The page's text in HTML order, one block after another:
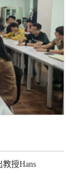
授Hans